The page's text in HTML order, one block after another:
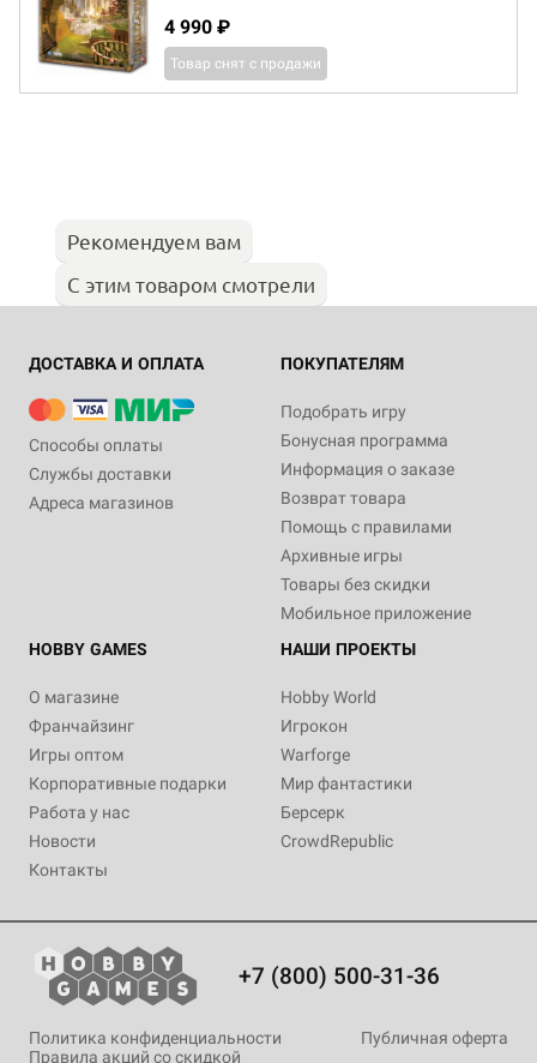
4 990 ₽
Товар снят с продажи
Рекомендуем вам
С этим товаром смотрели
ДОСТАВКА И ОПЛАТА
Способы оплаты
Службы доставки
Адреса магазинов
ПОКУПАТЕЛЯМ
Подобрать игру
Бонусная программа
Информация о заказе
Возврат товара
Помощь с правилами
Архивные игры
Товары без скидки
Мобильное приложение
HOBBY GAMES
О магазине
Франчайзинг
Игры оптом
Корпоративные подарки
Работа у нас
Новости
Контакты
НАШИ ПРОЕКТЫ
Hobby World
Игрокон
Warforge
Мир фантастики
Берсерк
CrowdRepublic
+7 (800) 500-31-36
Политика конфиденциальности
Публичная оферта
Правила акций со скидкой